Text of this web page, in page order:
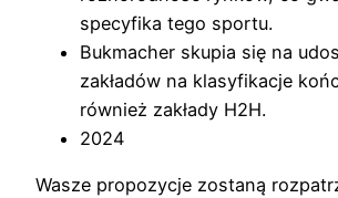
specyfika tego sportu.
Bukmacher skupia się na
zakładów na klasyfikacje
również zakłady H2H.
2024
Wasze propozycje zostaną